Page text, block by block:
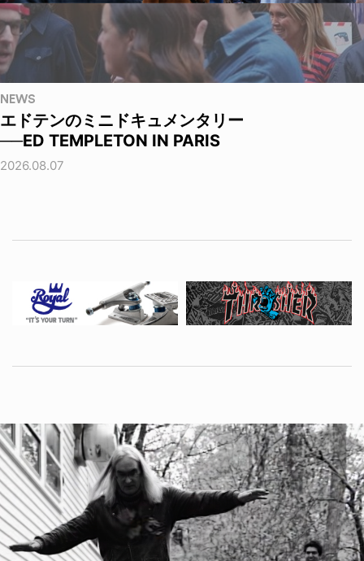
NEWS
エドテンのミニドキュメンタリー
──ED TEMPLETON IN PARIS
2026.08.07